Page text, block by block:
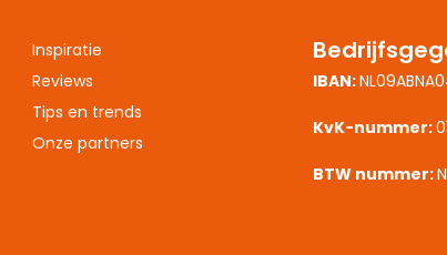
Inspiratie
Reviews
Tips en trends
Onze partners
IBAN:
KvK-nummer:
BTW nummer: